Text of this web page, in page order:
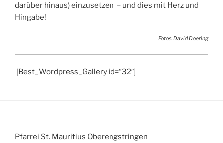
darüber hinaus) einzusetzen – und dies mit Herz und
Hingabe!
Fotos: David Doering
[Best_Wordpress_Gallery id=“32″]
Pfarrei St. Mauritius Oberengstringen